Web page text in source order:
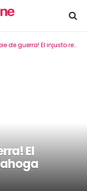
El injusto reparto que la ahoga económicamente
El